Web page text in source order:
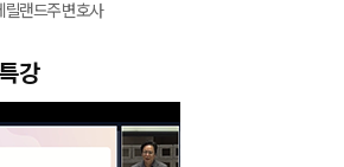
릴랜드주 변호사
강